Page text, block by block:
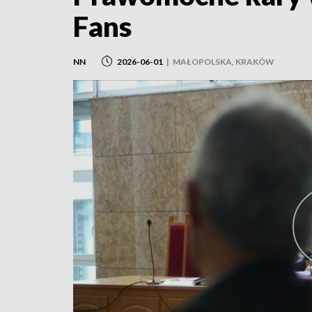
Fans
NN 2026-06-01 | MAŁOPOLSKA, KRAKÓW